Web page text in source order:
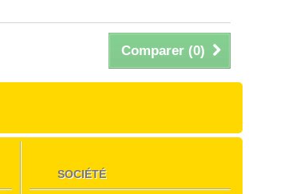
Comparer (0)
SOCIÉTÉ